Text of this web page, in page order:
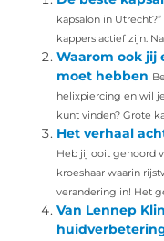
kapsalon in
kappers actief zijn.
Waarom ook jij
moet hebben
helixpiercing en wil
kunt vinden? Grote
Het verhaal
Heb jij ooit gehoord
kroeshaar waarin
verandering in! Het
Van Lennep